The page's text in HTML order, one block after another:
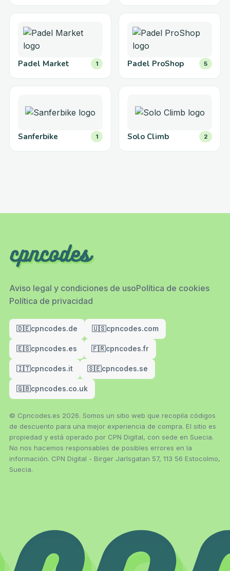
Padel Market 1 Padel ProShop 5
Sanferbike 1 Solo Climb 2
Aviso legal y condiciones de usoPolítica de cookies
Política de privacidad
🇩🇪cpncodes.de 🇺🇸cpncodes.com
🇪🇸cpncodes.es 🇫🇷cpncodes.fr
🇮🇹cpncodes.it 🇸🇪cpncodes.se
🇬🇧cpncodes.co.uk
© Cpncodes.es 2026. Somos un sitio web que recopila códigos
de descuento para una mejor experiencia de compra. El sitio es
propiedad y está operado por CPN Digital, con sede en Suecia.
No nos hacemos responsables de posibles errores en la
información. CPN Digital - Birger Jarlsgatan 57, 113 56 Estocolmo,
Suecia.